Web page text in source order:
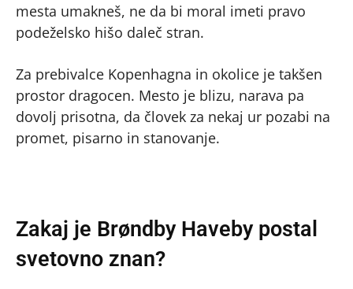
mesta umakneš, ne da bi moral imeti pravo
podeželsko hišo daleč stran.
Za prebivalce Kopenhagna in okolice je takšen
prostor dragocen. Mesto je blizu, narava pa
dovolj prisotna, da človek za nekaj ur pozabi na
promet, pisarno in stanovanje.
Zakaj je Brøndby Haveby postal
svetovno znan?